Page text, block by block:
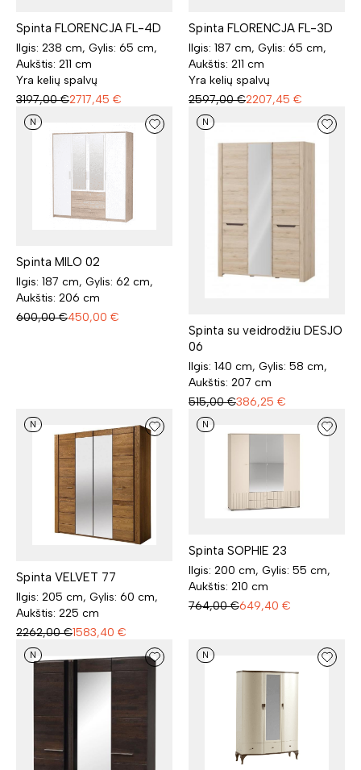
Spinta FLORENCJA FL-4D
Ilgis: 238 cm, Gylis: 65 cm,
Aukštis: 211 cm
Yra kelių spalvų
3197,00 €2717,45 €
Spinta FLORENCJA FL-3D
Ilgis: 187 cm, Gylis: 65 cm,
Aukštis: 211 cm
Yra kelių spalvų
2597,00 €2207,45 €
N
Spinta MILO 02
Ilgis: 187 cm, Gylis: 62 cm,
Aukštis: 206 cm
600,00 €450,00 €
N
Spinta su veidrodžiu DESJO
06
Ilgis: 140 cm, Gylis: 58 cm,
Aukštis: 207 cm
515,00 €386,25 €
N
Spinta VELVET 77
Ilgis: 205 cm, Gylis: 60 cm,
Aukštis: 225 cm
2262,00 €1583,40 €
N
Spinta SOPHIE 23
Ilgis: 200 cm, Gylis: 55 cm,
Aukštis: 210 cm
764,00 €649,40 €
N N